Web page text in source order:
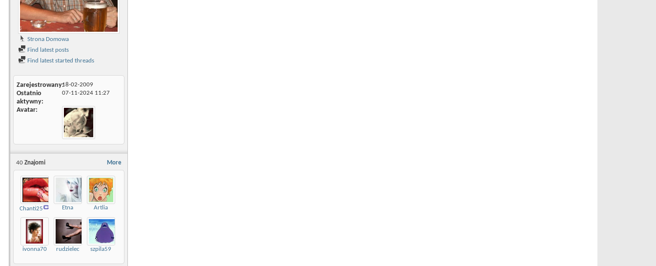
Strona Domowa
Find latest posts
Find latest started threads
Zarejestrowany18-02-2009
Ostatnio
aktywny
07-11-2024 11:27
Avatar
More
40 Znajomi
Chanti25 Etna Artlia
ivonna70 rudzielec szpila59